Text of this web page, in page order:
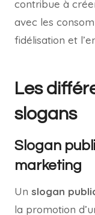
contribue à
avec les
fidélisation et
Les
slogans
Slogan
marketing
Un slogan
la promotion